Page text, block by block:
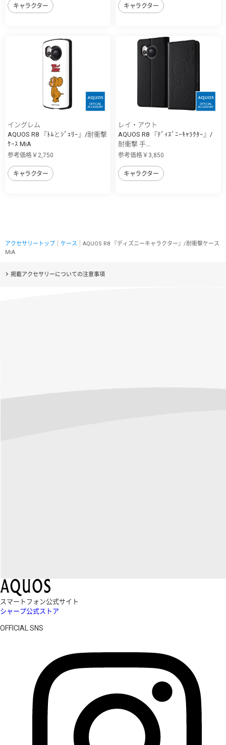
キャラクター キャラクター
イングレム
AQUOS R8 『ﾄﾑとｼﾞｪﾘｰ』/耐衝撃
ｹｰｽ MiA
参考価格￥2,750
キャラクター
レイ・アウト
AQUOS R8 『ﾃﾞｨｽﾞﾆｰｷｬﾗｸﾀｰ』/
耐衝撃 手...
参考価格￥3,850
キャラクター
アクセサリートップ ケース ｜AQUOS R8 『ディズニーキャラクター』/耐衝撃ケース
MiA
掲載アクセサリーについての注意事項
スマートフォン公式サイト
シャープ公式ストア
OFFICIAL SNS